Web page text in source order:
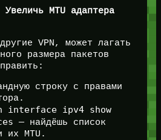
MTU адаптера
VPN, может лагать
размера пакетов
строку с правами
interface ipv4 show
— найдёшь список
их MTU.